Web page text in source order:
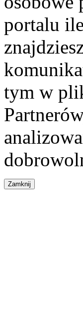
portalu
tym w